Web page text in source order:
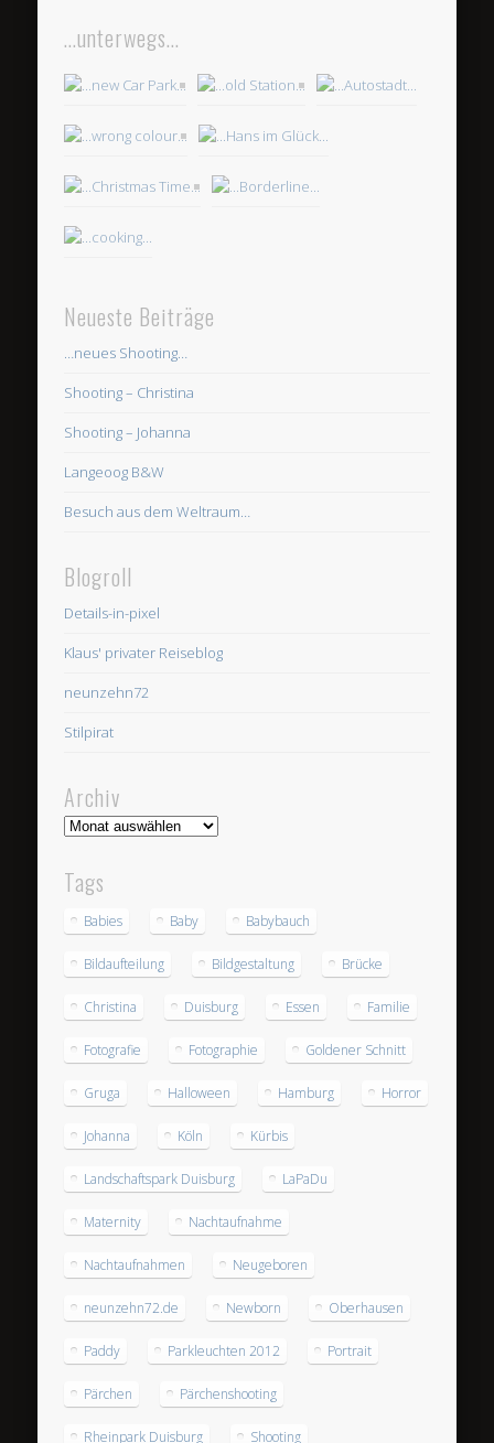
…unterwegs…
Neueste Beiträge
…neues Shooting…
Shooting – Christina
Shooting – Johanna
Langeoog B&W
Besuch aus dem Weltraum…
Blogroll
Details-in-pixel
Klaus' privater Reiseblog
neunzehn72
Stilpirat
Archiv
Archiv
Tags
Babies Baby Babybauch
Bildaufteilung Bildgestaltung Brücke
Christina Duisburg Essen Familie
Fotografie Fotographie Goldener Schnitt
Gruga Halloween Hamburg Horror
Johanna Köln Kürbis
Landschaftspark Duisburg LaPaDu
Maternity Nachtaufnahme
Nachtaufnahmen Neugeboren
neunzehn72.de Newborn Oberhausen
Paddy Parkleuchten 2012 Portrait
Pärchen Pärchenshooting
Rheinpark Duisburg Shooting